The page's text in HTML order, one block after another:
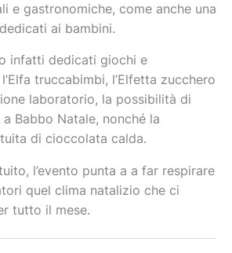
e gastronomiche, come anche una
ai bambini.
infatti dedicati giochi e
truccabimbi, l’Elfetta zucchero
laboratorio, la possibilità di
Babbo Natale, nonché la
di cioccolata calda.
l’evento punta a a far respirare
quel clima natalizio che ci
tutto il mese.